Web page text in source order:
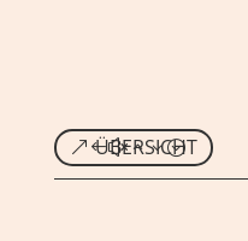
ÜBERSICHT